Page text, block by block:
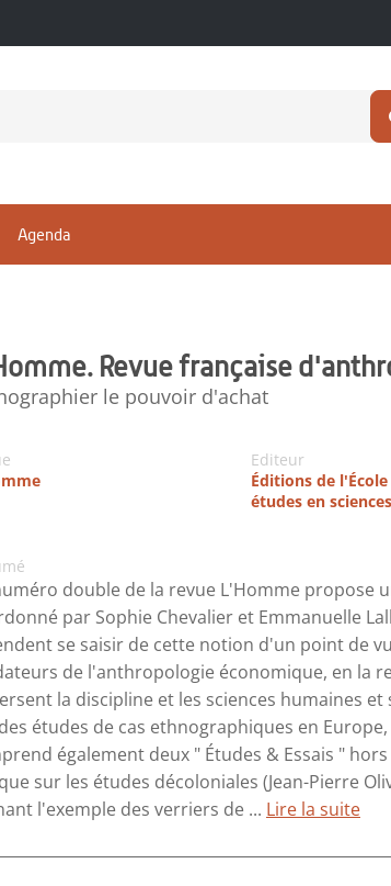
Agenda
Revue française
le pouvoir d'achat
Editeur
Éditions de
études en
double de la revue L'Homme propose
par Sophie Chevalier et Emmanuelle
se saisir de cette notion d'un point de
de l'anthropologie économique, en la
la discipline et les sciences humaines
études de cas ethnographiques en
également deux " Études & Essais "
sur les études décoloniales (Jean-Pierre
l'exemple des verriers de ... Lire la suite